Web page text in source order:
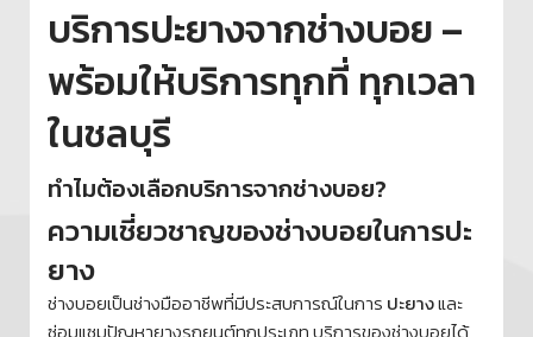
บริการปะยางจากช่างบอย –
พร้อมให้บริการทุกที่ ทุกเวลา
ในชลบุรี
ทำไมต้องเลือกบริการจากช่างบอย?
ความเชี่ยวชาญของช่างบอยในการปะ
ยาง
ช่างบอยเป็นช่างมืออาชีพที่มีประสบการณ์ในการ ปะยางและ